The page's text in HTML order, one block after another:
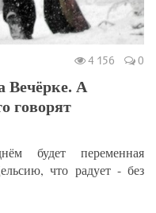
4 156 0
Вечёрке. А
говорят
будет переменная
что радует - без